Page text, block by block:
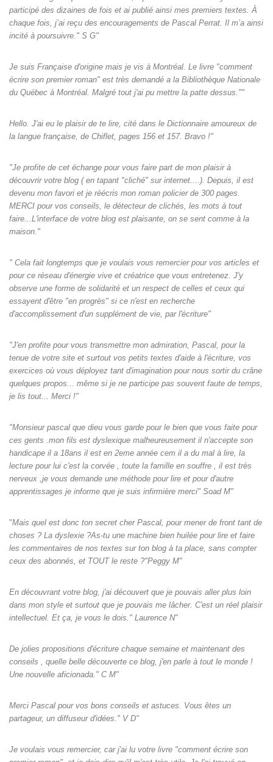
participé des dizaines de fois et ai publié ainsi mes premiers textes. À
chaque fois, j’ai reçu des encouragements de Pascal Perrat. Il m’a ainsi
incité à poursuivre." S G"
Je suis Française d'origine mais je vis à Montréal. Le livre "comment
écrire son premier roman" est très demandé a la Bibliothèque Nationale
du Québec à Montréal. Malgré tout j'ai pu mettre la patte dessus.""
Hello. J'ai eu le plaisir de te lire, cité dans le Dictionnaire amoureux de
la langue française, de Chiflet, pages 156 et 157. Bravo !"
"Je profite de cet échange pour vous faire part de mon plaisir à
découvrir votre blog ( en tapant "cliché" sur internet....). Depuis, il est
devenu mon favori et je réécris mon roman policier de 300 pages.
MERCI pour vos conseils, le détecteur de clichés, les mots à tout
faire...L'interface de votre blog est plaisante, on se sent comme à la
maison."
" Cela fait longtemps que je voulais vous remercier pour vos articles et
pour ce réseau d'énergie vive et créatrice que vous entretenez. J'y
observe une forme de solidarité et un respect de celles et ceux qui
essayent d'être "en progrès" si ce n'est en recherche
d'accomplissement d'un supplément de vie, par l'écriture"
"J'en profite pour vous transmettre mon admiration, Pascal, pour la
tenue de votre site et surtout vos petits textes d'aide à l'écriture, vos
exercices où vous déployez tant d'imagination pour nous sortir du crâne
quelques propos... même si je ne participe pas souvent faute de temps,
je lis tout... Merci !"
"Monsieur pascal que dieu vous garde pour le bien que vous faite pour
ces gents .mon fils est dyslexique malheureusement il n'accepte son
handicape il a 18ans il est en 2eme année cem il a du mal à lire, la
lecture pour lui c'est la corvée , toute la famille en souffre , il est très
nerveux ,je vous demande une méthode pour lire et pour d'autre
apprentissages je informe que je suis infirmière merci" Soad M"
"Mais quel est donc ton secret cher Pascal, pour mener de front tant de
choses ? La dyslexie ?As-tu une machine bien huilée pour lire et faire
les commentaires de nos textes sur ton blog à ta place, sans compter
ceux des abonnés, et TOUT le reste ?"Peggy M"
En découvrant votre blog, j'ai découvert que je pouvais aller plus loin
dans mon style et surtout que je pouvais me lâcher. C'est un réel plaisir
intellectuel. Et ça, je vous le dois." Laurence N"
De jolies propositions d'écriture chaque semaine et maintenant des
conseils , quelle belle découverte ce blog, j'en parle à tout le monde !
Une nouvelle aficionada." C M"
Merci Pascal pour vos bons conseils et astuces. Vous êtes un
partageur, un diffuseur d'idées." V D"
Je voulais vous remercier, car j'ai lu votre livre "comment écrire son